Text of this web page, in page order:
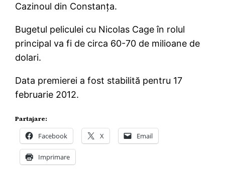
Cazinoul din Constanţa.
Bugetul peliculei cu Nicolas Cage în rolul
principal va fi de circa 60-70 de milioane de
dolari.
Data premierei a fost stabilită pentru 17
februarie 2012.
Partajare:
Facebook X Email
Imprimare